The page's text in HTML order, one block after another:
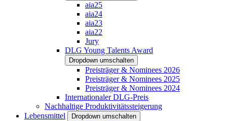
aia25
aia24
aia23
aia22
Jury
DLG Young Talents Award
Dropdown umschalten
Preisträger & Nominees 2026
Preisträger & Nominees 2025
Preisträger & Nominees 2024
Internationaler DLG-Preis
Nachhaltige Produktivitätssteigerung
Lebensmittel
Dropdown umschalten